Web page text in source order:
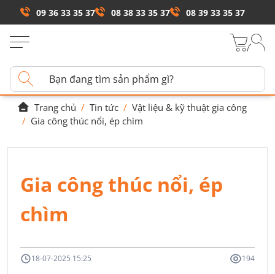
09 36 33 35 37 08 38 33 35 37 08 39 33 35 37
Trang chủ / Tin tức / Vật liệu & kỹ thuật gia công
/ Gia công thúc nổi, ép chìm
Gia công thúc nổi, ép
chìm
18-07-2025 15:25 194